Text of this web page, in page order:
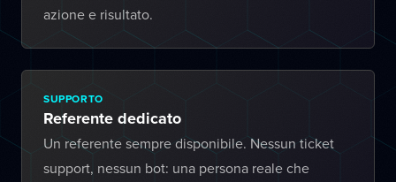
azione e risultato.
SUPPORTO
Referente dedicato
Un referente sempre disponibile. Nessun ticket
support, nessun bot: una persona reale che